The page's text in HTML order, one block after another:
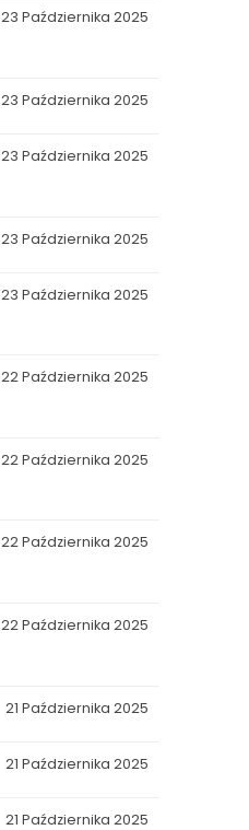
23 Października 2025
23 Października 2025
23 Października 2025
23 Października 2025
23 Października 2025
22 Października 2025
22 Października 2025
22 Października 2025
22 Października 2025
21 Października 2025
21 Października 2025
21 Października 2025